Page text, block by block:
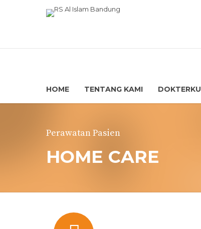
HOME TENTANG KAMI DOKTERKU
Perawatan Pasien
HOME CARE